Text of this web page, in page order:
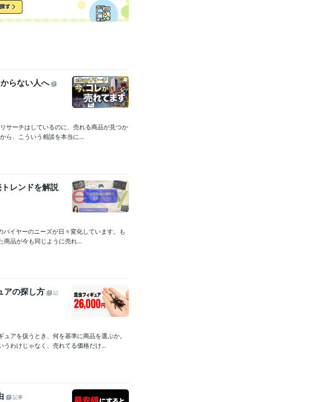
らない人へ
サーチはしているのに、売れる商品が見つか
ら、こういう相談を本当に...
レンドを解説
イヤーのニーズが日々変化しています。も
商品が今も同じように売れ...
アの探し方
記
アを扱うとき、何を基準に商品を選ぶか。
わけじゃなく、売れてる価格だけ...
記事